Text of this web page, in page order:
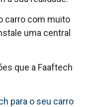
carro com muito
uma central
que a Faaftech
para o seu carro